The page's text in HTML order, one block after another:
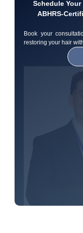
Schedule
ABHRS-
Book your
restoring your hair